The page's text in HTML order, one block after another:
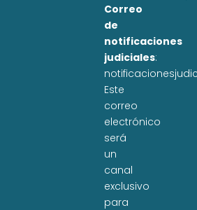
Correo
de
notificaciones
judiciales:
Este
correo
electrónico
será
un
canal
exclusivo
para